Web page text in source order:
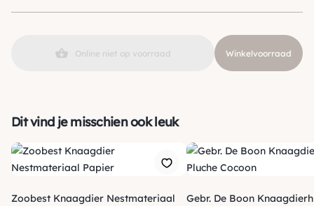
Online niet op voorraad Winkelvoorraad
Dit vind je misschien ook leuk
Zoobest Knaagdier Nestmateriaal
Gebr. De Boon